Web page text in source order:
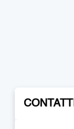
CONTATTI